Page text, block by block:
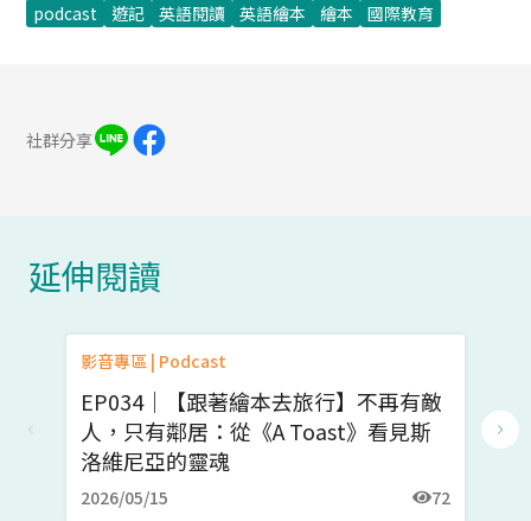
podcast 遊記 英語閱讀 英語繪本 繪本 國際教育
社群分享
延伸閱讀
影音專區 | Podcast
EP034｜【跟著繪本去旅行】不再有敵
人，只有鄰居：從《A Toast》看見斯
洛維尼亞的靈魂
2026/05/15 72